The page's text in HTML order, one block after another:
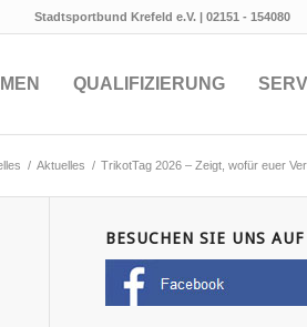
Stadtsportbund Krefeld e.V. | 02151 - 154080
QUALIFIZIERUNG
/ Aktuelles / TrikotTag 2026 – Zeigt, wofür euer
BESUCHEN SIE UNS